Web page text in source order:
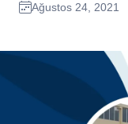
Ağustos 24, 2021